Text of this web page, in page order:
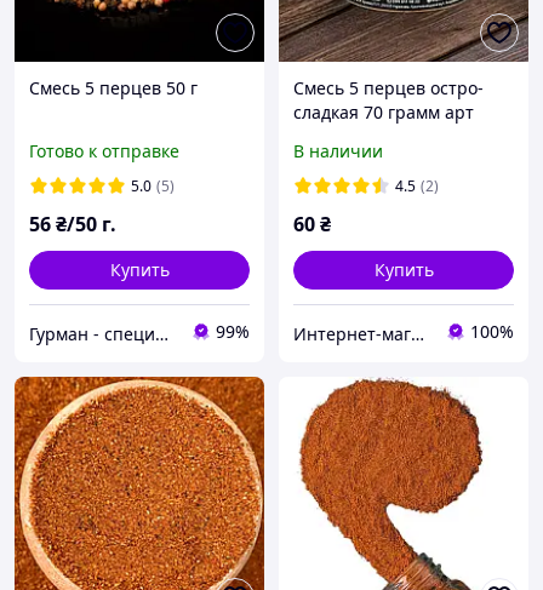
Смесь 5 перцев 50 г
Готово к отправке
5.0 (5)
56₴/50 г.
Купить
Гурман - специи оптом и в розницу 99%
Смесь 5 перцев остро-
сладкая 70 грамм арт
В наличии
4.5 (2)
60₴
Купить
Интернет-магазин “Азалия” 100%